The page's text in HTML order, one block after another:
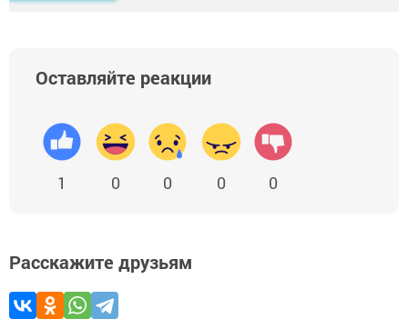
Оставляйте реакции
1 0 0 0 0
Расскажите друзьям